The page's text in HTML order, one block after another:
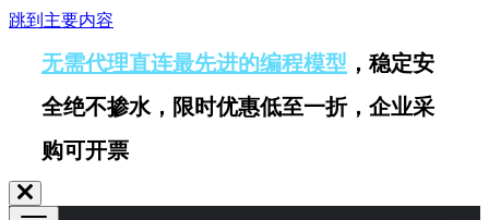
跳到主要内容
无需代理直连最先进的编程模型 ，稳定安
全绝不掺水，限时优惠低至一折，企业采
购可开票